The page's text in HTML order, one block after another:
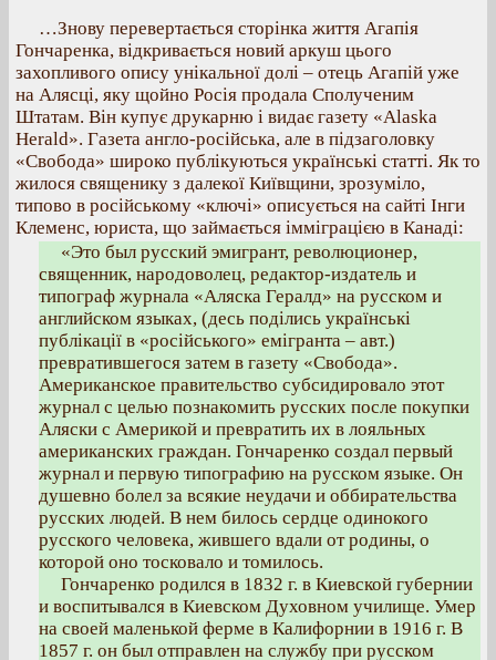
…Знову перевертається сторінка життя Агапія
Гончаренка, відкривається новий аркуш цього
захопливого опису унікальної долі – отець Агапій уже
на Алясці, яку щойно Росія продала Сполученим
Штатам. Він купує друкарню і видає газету «Alaska
Herald». Газета англо-російська, але в підзаголовку
«Свобода» широко публікуються українські статті. Як то
жилося священику з далекої Київщини, зрозуміло,
типово в російському «ключі» описується на сайті Інги
Клеменс, юриста, що займається імміграцією в Канаді:
«Это был русский эмигрант, революционер,
священник, народоволец, редактор-издатель и
типограф журнала «Аляска Гералд» на русском и
английском языках, (десь поділись українські
публікації в «російського» емігранта – авт.)
превратившегося затем в газету «Свобода».
Американское правительство субсидировало этот
журнал с целью познакомить русских после покупки
Аляски с Америкой и превратить их в лояльных
американских граждан. Гончаренко создал первый
журнал и первую типографию на русском языке. Он
душевно болел за всякие неудачи и оббирательства
русских людей. В нем билось сердце одинокого
русского человека, жившего вдали от родины, о
которой оно тосковало и томилось.
Гончаренко родился в 1832 г. в Киевской губернии
и воспитывался в Киевском Духовном училище. Умер
на своей маленькой ферме в Калифорнии в 1916 г. В
1857 г. он был отправлен на службу при русском